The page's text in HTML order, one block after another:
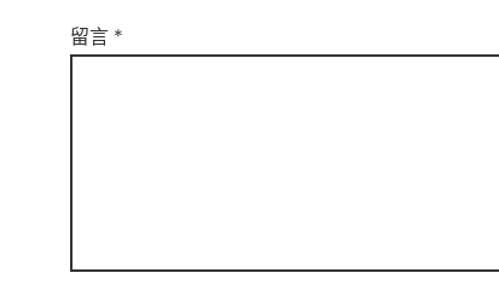
留言 *